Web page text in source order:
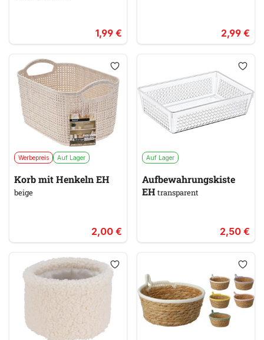
1,99 € 2,99 €
Werbepreis Auf Lager
Korb mit Henkeln EH
beige
2,00 €
Auf Lager
Aufbewahrungskiste
EH transparent
2,50 €